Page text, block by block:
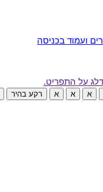
א א א רקע בהיר